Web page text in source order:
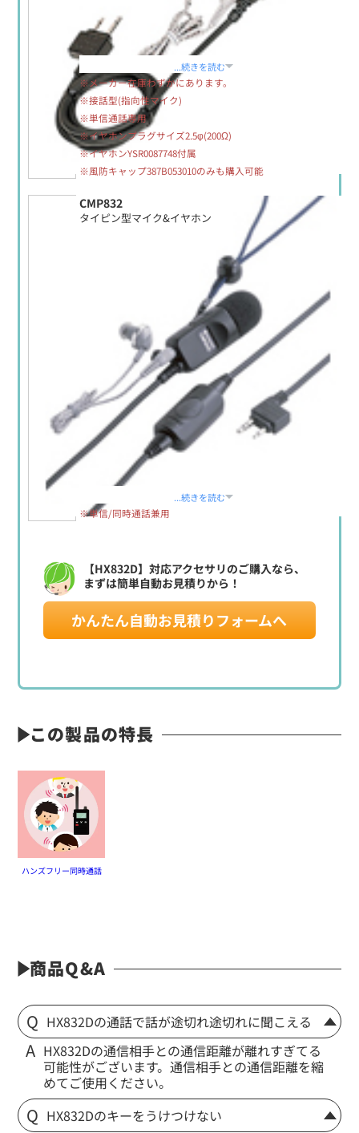
...続きを読む
※メーカー在庫わずかにあります。
※接話型(指向性マイク)
※単信通話専用
※イヤホンプラグサイズ2.5φ(200Ω)
※イヤホンYSR0087748付属
※風防キャップ387B053010のみも購入可能
CMP832
タイピン型マイク&イヤホン
...続きを読む
※単信/同時通話兼用
【HX832D】対応アクセサリのご購入なら、
まずは簡単自動お見積りから！
かんたん自動お見積りフォームへ
この製品の特長
ハンズフリー同時通話
商品Q&A
HX832Dの通話で話が途切れ途切れに聞こえる
HX832Dの通信相手との通信距離が離れすぎてる
可能性がございます。通信相手との通信距離を縮
めてご使用ください。
HX832Dのキーをうけつけない